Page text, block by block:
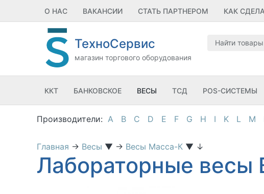
О НАС ВАКАНСИИ СТАТЬ ПАРТНЕРОМ КАК
ТехноСервис
магазин торгового оборудования
ККТ БАНКОВСКОЕ ВЕСЫ ТСД POS-СИСТЕМЫ
A B C D E F G H I K L M
Главная → Весы ▼ → Весы Масса-К ▼ ↓
Лабораторные весы